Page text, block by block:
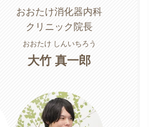
おおたけ消化器内科
クリニック院長
おおたけ しんいちろう
大竹 真一郎